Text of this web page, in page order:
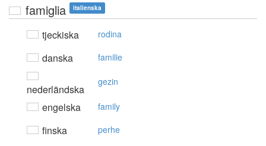
famiglia italienska
tjeckiska rodina
danska familie
nederländska
gezin
engelska family
finska perhe